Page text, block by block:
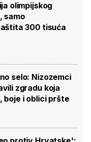
olimpijskog
samo
300 tisuća
selo: Nizozemci
zgradu koja
boje i oblici pršte